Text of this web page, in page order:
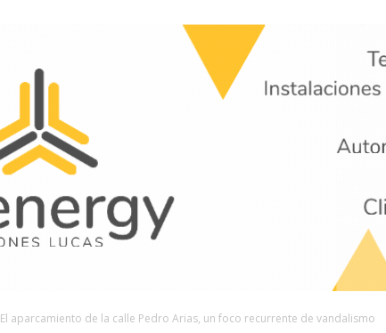
El aparcamiento de la calle Pedro Arias, un foco recurrente de vandalismo